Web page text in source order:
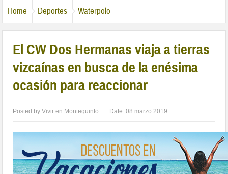
Home Deportes Waterpolo
El CW Dos Hermanas viaja a tierras
vizcaínas en busca de la enésima
ocasión para reaccionar
Posted byVivir en Montequinto Date:08 marzo 2019